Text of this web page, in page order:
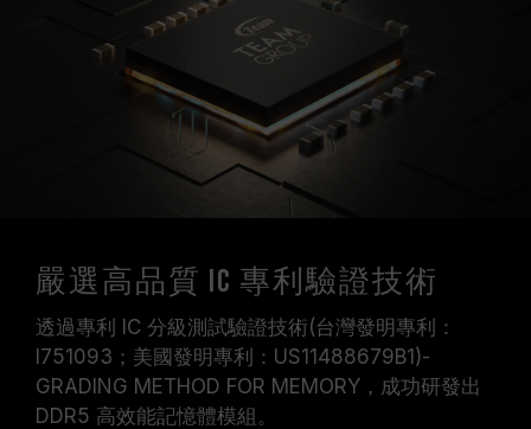
嚴選高品質 IC 專利驗證技術
透過專利 IC 分級測試驗證技術(台灣發明專利：
I751093；美國發明專利：US11488679B1)-
GRADING METHOD FOR MEMORY，成功研發出
DDR5 高效能記憶體模組。